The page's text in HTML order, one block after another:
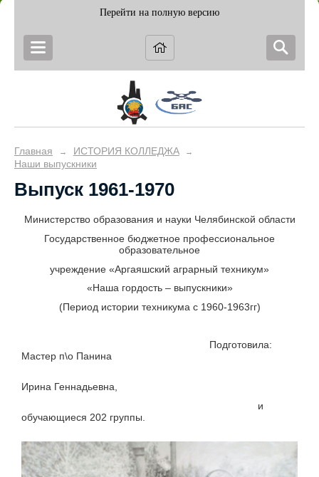
Перейти на полную версию
Главная → ИСТОРИЯ КОЛЛЕДЖА →
Наши выпускники
Выпуск 1961-1970
Министерство образования и науки Челябинской области
Государственное бюджетное профессиональное
образовательное
учреждение «Аргаяшский аграрный техникум»
«Наша гордость – выпускники»
(Период истории техникума с 1960-1963гг)
Подготовила:
Мастер п\о Панина
Ирина Геннадьевна,
и
обучающиеся 202 группы.